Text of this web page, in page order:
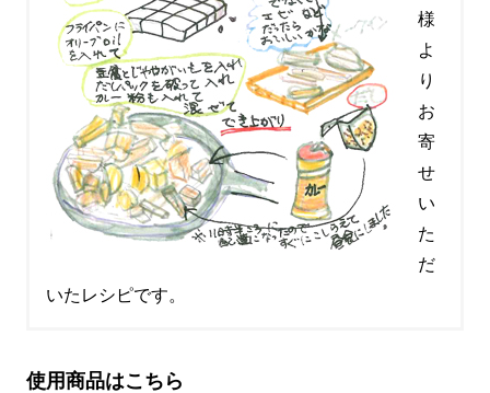
様
よ
り
お
寄
せ
い
た
だ
いたレシピです。
使用商品はこちら